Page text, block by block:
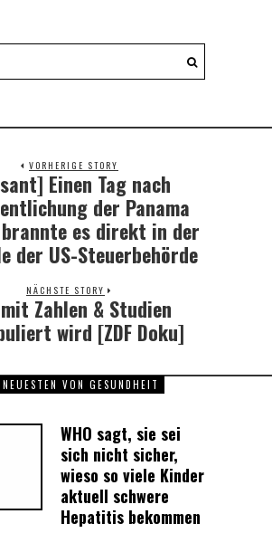
VORHERIGE STORY
Previous
post:
Einen Tag nach
der Panama
es direkt in der
der US-Steuerbehörde
NÄCHSTE STORY
Next
post:
Zahlen & Studien
wird [ZDF Doku]
VON GESUNDHEIT
WHO sagt, sie sei
sich nicht sicher,
wieso so viele Kinder
aktuell schwere
Hepatitis bekommen